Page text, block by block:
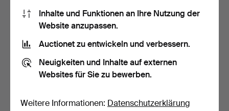
Inhalte und Funktionen an Ihre Nutzung der
Website anzupassen.
Auctionet zu entwickeln und verbessern.
Neuigkeiten und Inhalte auf externen
Websites für Sie zu bewerben.
Weitere Informationen: Datenschutzerklärung